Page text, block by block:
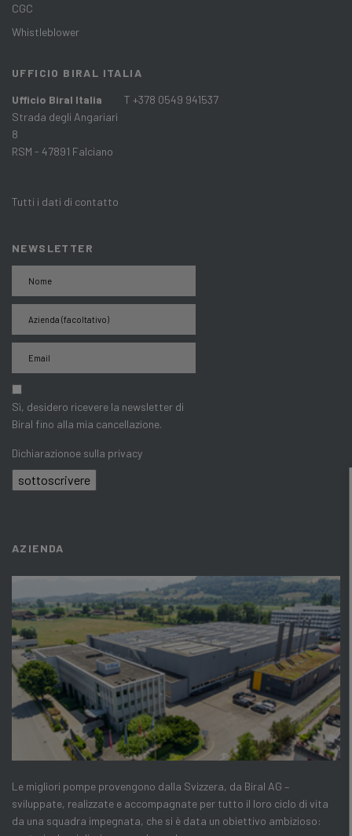
CGC
Whistleblower
UFFICIO BIRAL ITALIA
Ufficio Biral Italia
Strada degli Angariari
8
RSM - 47891 Falciano
Tutti i dati di contatto
T +378 0549 941537
NEWSLETTER
Sì, desidero ricevere la newsletter di
Biral fino alla mia cancellazione.
Dichiarazionoe sulla privacy
sottoscrivere
AZIENDA
Le migliori pompe provengono dalla Svizzera, da Biral AG –
sviluppate, realizzate e accompagnate per tutto il loro ciclo di vita
da una squadra impegnata, che si è data un obiettivo ambizioso: